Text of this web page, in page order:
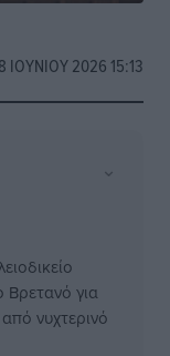
8 ΙΟΥΝΊΟΥ 2026 15:13
⌄
Βρετανό για
νυχτερινό